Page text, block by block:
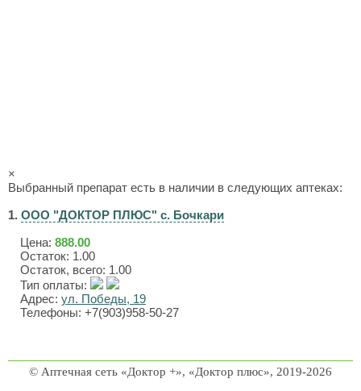
×
Выбранный препарат есть в наличии в следующих аптеках:
1. ООО "ДОКТОР ПЛЮС" с. Бочкари
Цена: 888.00
Остаток: 1.00
Остаток, всего: 1.00
Тип оплаты:
Адрес: ул. Победы, 19
Телефоны: +7(903)958-50-27
© Аптечная сеть «Доктор +», «Доктор плюс», 2019-2026